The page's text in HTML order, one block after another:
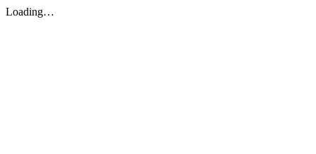
Loading…